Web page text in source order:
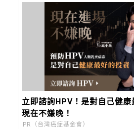
立即諮詢HPV！是對自己健
現在不嫌晚！
PR（台灣癌症基金會）